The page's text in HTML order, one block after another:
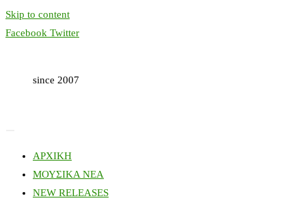
Skip to content
Facebook Twitter
since 2007
ΑΡΧΙΚΗ
ΜΟΥΣΙΚΑ ΝΕΑ
NEW RELEASES